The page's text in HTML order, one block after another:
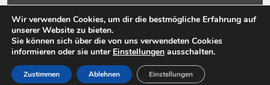
Kontakt
Anwendungsportal
© Copyright Landesbetrieb Landwirtschaft Hessen 2026
Wir verwenden Cookies, um dir die bestmögliche Erfahrung auf
unserer Website zu bieten.
Sie können sich über die von uns verwendeten Cookies
informieren oder sie unter Einstellungen ausschalten.
Zustimmen Ablehnen Einstellungen